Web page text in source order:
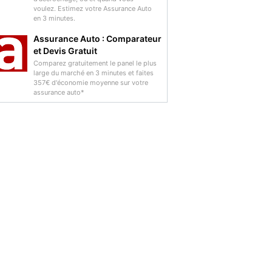
voulez. Estimez votre Assurance Auto
en 3 minutes.
Assurance Auto : Comparateur
et Devis Gratuit
Comparez gratuitement le panel le plus
large du marché en 3 minutes et faites
357€ d'économie moyenne sur votre
assurance auto*